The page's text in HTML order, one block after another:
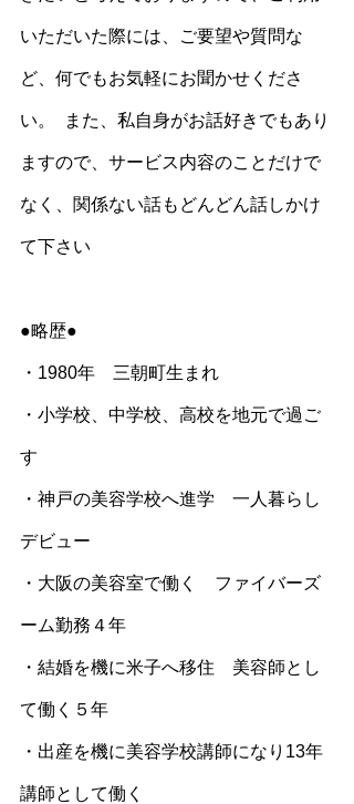
いただいた際には、ご要望や質問な
ど、何でもお気軽にお聞かせくださ
い。  また、私自身がお話好きでもあり
ますので、サービス内容のことだけで
なく、関係ない話もどんどん話しかけ
て下さい
●略歴●
・1980年　三朝町生まれ
・小学校、中学校、高校を地元で過ご
す
・神戸の美容学校へ進学　一人暮らし
デビュー
・大阪の美容室で働く　ファイバーズ
ーム勤務４年
・結婚を機に米子へ移住　美容師とし
て働く５年
・出産を機に美容学校講師になり13年
講師として働く